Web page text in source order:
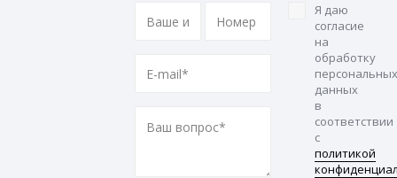
Я даю
согласие
на
обработку
персональных
данных
в
соответствии
с
политикой